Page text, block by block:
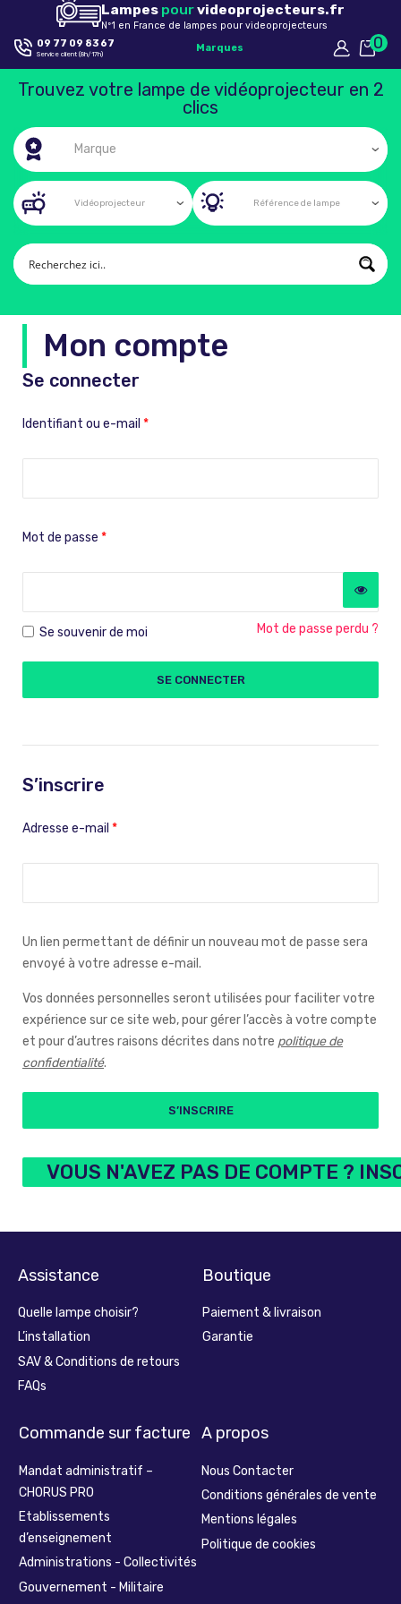
Lampes pourvideoprojecteurs.fr
Nº1 en France de lampes pour videoprojecteurs
09 77 09 83 67
Service client (8h/17h)
Marques 0
Trouvez votre lampe de vidéoprojecteur en 2
clics
Mon compte
Se connecter
Identifiant ou e-mail *
Mot de passe *
Se souvenir de moi
SE CONNECTER
Mot de passe perdu ?
S’inscrire
Adresse e-mail *
Un lien permettant de définir un nouveau mot de passe sera
envoyé à votre adresse e-mail.
Vos données personnelles seront utilisées pour faciliter votre
expérience sur ce site web, pour gérer l’accès à votre compte
et pour d’autres raisons décrites dans notre politique de
confidentialité.
S’INSCRIRE
VOUS N'AVEZ PAS DE COMPTE ?
Assistance
Quelle lampe choisir?
L’installation
SAV & Conditions de retours
FAQs
Boutique
Paiement & livraison
Garantie
Commande sur facture
Mandat administratif –
CHORUS PRO
Etablissements
d’enseignement
Administrations - Collectivités
Gouvernement - Militaire
A propos
Nous Contacter
Conditions générales de vente
Mentions légales
Politique de cookies